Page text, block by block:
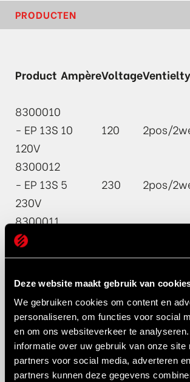
Deze website maakt gebruik van
We gebruiken cookies om content en
personaliseren, om functies voor social
en om ons websiteverkeer te
informatie over uw gebruik van onze site
partners voor social media, adverteren
partners kunnen deze gegevens
PRODUCTEN
Product AmpèreVoltage
8300010
- EP 13S
120V
10 120 2pos/
8300012
- EP 13S
230V
5 230 2pos/
8300011
- EP
13D
- EP
13D
230V
5 230 3Pos/